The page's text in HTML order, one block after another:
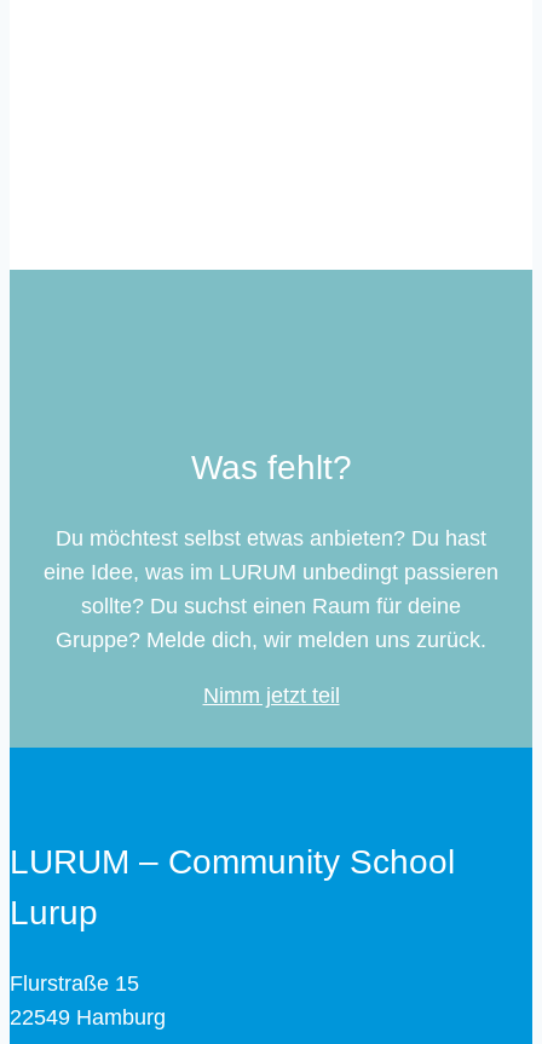
Was fehlt?
Du möchtest selbst etwas anbieten? Du hast
eine Idee, was im LURUM unbedingt passieren
sollte? Du suchst einen Raum für deine
Gruppe? Melde dich, wir melden uns zurück.
Nimm jetzt teil
LURUM – Community School
Lurup
Flurstraße 15
22549 Hamburg